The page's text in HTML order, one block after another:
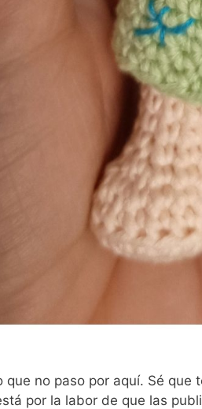
no paso por aquí. Sé
por la labor de que las